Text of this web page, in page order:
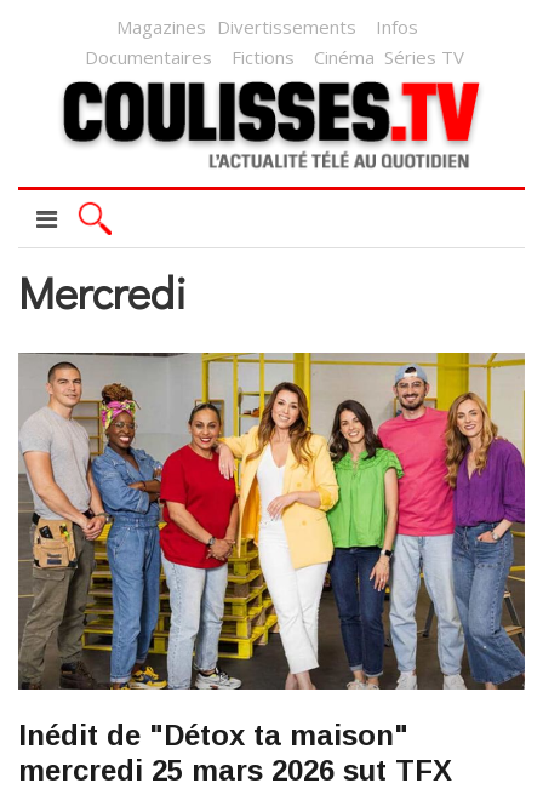
Magazines Divertissements
Infos
Documentaires
Fictions Cinéma Séries TV
Mercredi
Inédit de "Détox ta maison"
mercredi 25 mars 2026 sut TFX